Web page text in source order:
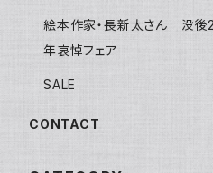
絵本作家・長新太さん 没後
年哀悼フェア
SALE
CONTACT